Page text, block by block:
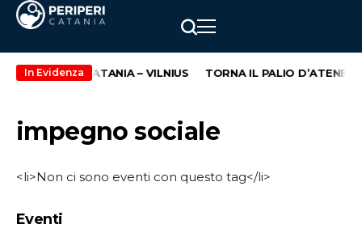
In Evidenza
ROTTA CATANIA – VILNIUS TORNA IL PALIO
impegno sociale
<li>Non ci sono eventi con questo tag</li>
Eventi